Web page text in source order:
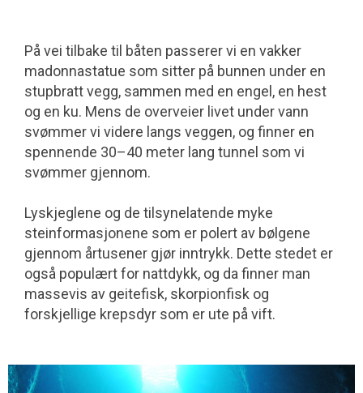
På vei tilbake til båten passerer vi en vakker
madonnastatue som sitter på bunnen under en
stupbratt vegg, sammen med en engel, en hest
og en ku. Mens de overveier livet under vann
svømmer vi videre langs veggen, og finner en
spennende 30–40 meter lang tunnel som vi
svømmer gjennom.
Lyskjeglene og de tilsynelatende myke
steinformasjonene som er polert av bølgene
gjennom årtusener gjør inntrykk. Dette stedet er
også populært for nattdykk, og da finner man
massevis av geitefisk, skorpion­fisk og
forskjellige krepsdyr som er ute på vift.